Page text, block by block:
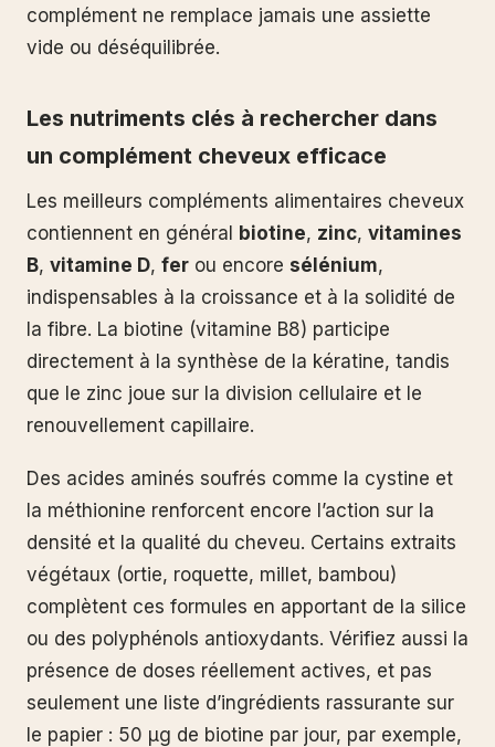
complément ne remplace jamais une assiette
vide ou déséquilibrée.
Les nutriments clés à rechercher dans
un complément cheveux efficace
Les meilleurs compléments alimentaires cheveux
contiennent en général
biotine, zinc, vitamines
B, vitamine D, fer ou encore sélénium,
indispensables à la croissance et à la solidité de
la fibre. La biotine (vitamine B8) participe
directement à la synthèse de la kératine, tandis
que le zinc joue sur la division cellulaire et le
renouvellement capillaire.
Des acides aminés soufrés comme la cystine et
la méthionine renforcent encore l’action sur la
densité et la qualité du cheveu. Certains extraits
végétaux (ortie, roquette, millet, bambou)
complètent ces formules en apportant de la silice
ou des polyphénols antioxydants. Vérifiez aussi la
présence de doses réellement actives, et pas
seulement une liste d’ingrédients rassurante sur
le papier : 50 µg de biotine par jour, par exemple,